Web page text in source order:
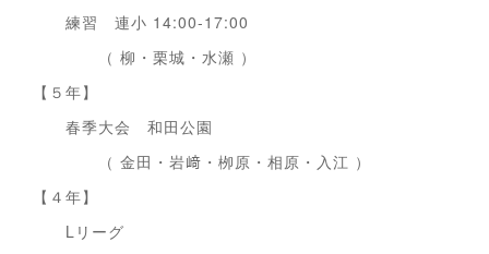
練習 連小 14:00-17:00
（ 柳・栗城・水瀬 ）
【５年】
春季大会 和田公園
（ 金田・岩﨑・栁原・相原・入江 ）
【４年】
Lリーグ